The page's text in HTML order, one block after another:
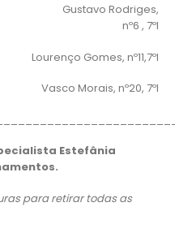
Gustavo Rodriges,
nº6 , 7ºI
Lourenço Gomes, nº11,7ºI
Vasco Morais, nº20, 7ºI
Estefânia
para retirar todas as